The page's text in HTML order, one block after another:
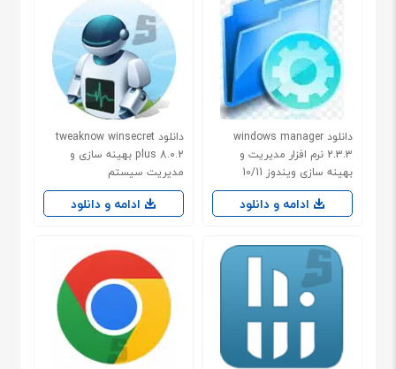
دانلود windows manager
2.3.3 نرم افزار مدیریت و
بهینه سازی ویندوز 10/11
ادامه و دانلود
دانلود tweaknow winsecret
plus 8.0.2 بهینه سازی و
مدیریت سیستم
ادامه و دانلود